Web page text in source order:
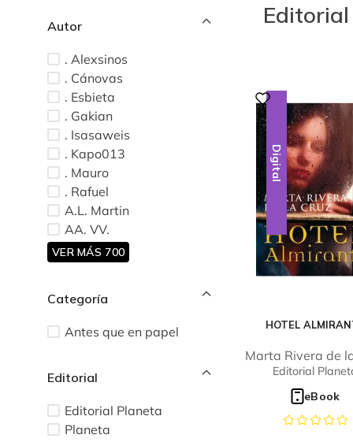
Autor
. Alexsinos
. Cánovas
. Esbieta
. Gakian
. Isasaweis
. Kapo013
. Mauro
. Rafuel
A.L. Martin
AA. VV.
VER MÁS 700
Categoría
Antes que en papel
Editorial
Editorial Planeta
Planeta
Digital
HOTEL
Marta Rivera de
Editorial
eBook